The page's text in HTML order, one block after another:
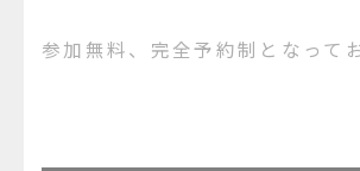
参加無料、完全予約制となって